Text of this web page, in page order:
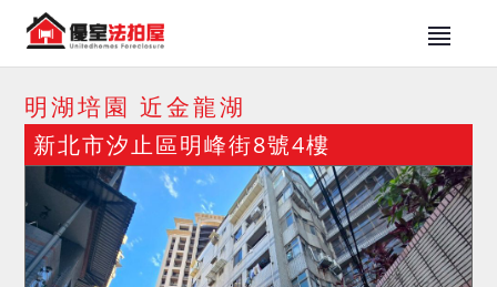
明湖培園 近金龍湖
新北市汐止區明峰街8號4樓